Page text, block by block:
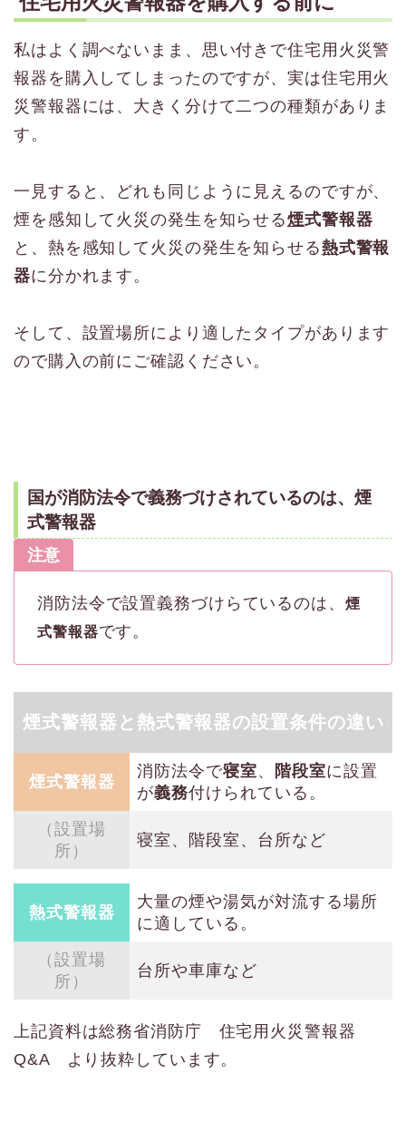
私はよく調べないまま、思い付きで住宅用火災警
報器を購入してしまったのですが、実は住宅用火
災警報器には、大きく分けて二つの種類がありま
す。
一見すると、どれも同じように見えるのですが、
煙を感知して火災の発生を知らせる煙式警報器
と、熱を感知して火災の発生を知らせる熱式警報
器に分かれます。
そして、設置場所により適したタイプがあります
ので購入の前にご確認ください。
国が消防法令で義務づけされているのは、 煙
式警報器
注意
消防法令で設置義務づけらているのは、 煙
式警報器です。
煙式警報器と熱式警報器の設置条件の違い
煙式警報器
消防法令で寝室、 階段室に設置
が義務付けられている。
（設置場
所）
寝室、階段室、台所など
熱式警報器
大量の煙や湯気が対流する場所
に適している。
（設置場
所）
台所や車庫など
上記資料は総務省消防庁 住宅用火災警報器
Q&A より抜粋しています。